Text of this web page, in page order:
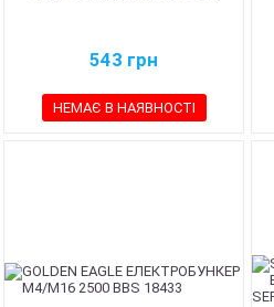
543 грн
НЕМАЄ В НАЯВНОСТІ